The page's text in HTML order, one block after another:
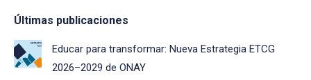
Últimas publicaciones
Educar para transformar: Nueva Estrategia ETCG
2026–2029 de ONAY